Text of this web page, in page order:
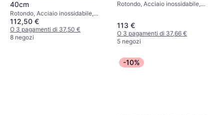
40cm
Rotondo, Acciaio inossidabile,
Metallo, Acciaio, Rosa,
Multicolore, Argento, Acciaio
Inossidabile
112,50 €
O 3 pagamenti di 37,50 €
8 negozi
29 cm Fruttiera 29cm
Rotondo, Acciaio inossidabile,
113 €
O 3 pagamenti di 37,66 €
5 negozi
-10%